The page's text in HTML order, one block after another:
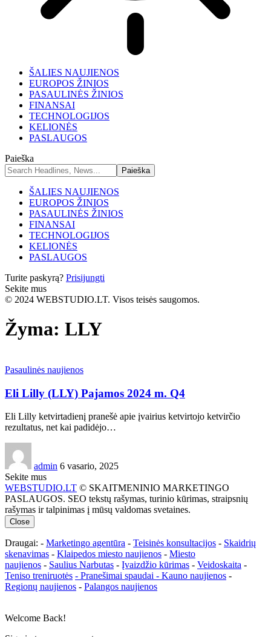
ŠALIES NAUJIENOS
EUROPOS ŽINIOS
PASAULINĖS ŽINIOS
FINANSAI
TECHNOLOGIJOS
KELIONĖS
PASLAUGOS
Paieška
ŠALIES NAUJIENOS
EUROPOS ŽINIOS
PASAULINĖS ŽINIOS
FINANSAI
TECHNOLOGIJOS
KELIONĖS
PASLAUGOS
Turite paskyrą? Prisijungti
Sekite mus
© 2024 WEBSTUDIO.LT. Visos teisės saugomos.
Žyma: LLY
Pasaulinės naujienos
Eli Lilly (LLY) Pajamos 2024 m. Q4
Eli Lilly ketvirtadienį pranešė apie įvairius ketvirtojo ketvirčio
rezultatus, net kai padidėjo…
admin 6 vasario, 2025
Sekite mus
WEBSTUDIO.LT © SKAITMENINIO MARKETINGO
PASLAUGOS. SEO tekstų rašymas, turinio kūrimas, straipsnių
rašymas ir talpinimas į mūsų valdomas svetaines.
Close
Draugai: - Marketingo agentūra - Teisinės konsultacijos - Skaidrių
skenavimas - Klaipedos miesto naujienos - Miesto
naujienos - Saulius Narbutas - Įvaizdžio kūrimas - Veidoskaita -
Teniso treniruotės - Pranešimai spaudai - Kauno naujienos -
Regionų naujienos - Palangos naujienos
Welcome Back!